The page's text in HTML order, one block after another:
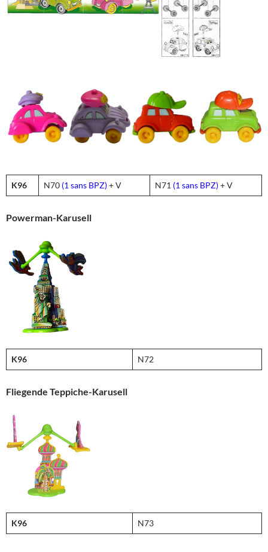
K96 N70 (1 sans BPZ)+ V N71 (1 sans BPZ)+ V
Powerman-Karusell
K96 N72
Fliegende Teppiche-Karusell
K96 N73